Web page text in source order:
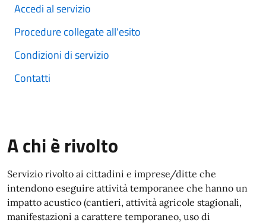
Accedi al servizio
Procedure collegate all'esito
Condizioni di servizio
Contatti
A chi è rivolto
Servizio rivolto ai cittadini e imprese/ditte che
intendono eseguire attività temporanee che hanno un
impatto acustico (cantieri, attività agricole stagionali,
manifestazioni a carattere temporaneo, uso di